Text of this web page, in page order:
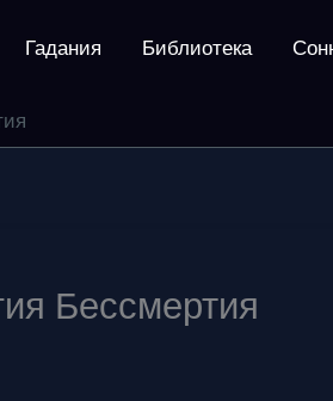
Гадания Библиотека
Бессмертия